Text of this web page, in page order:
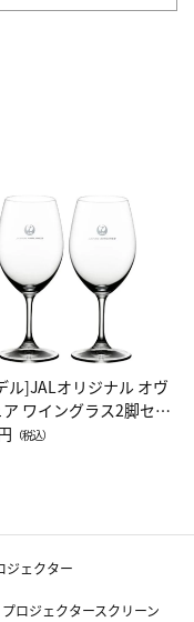
ル]JALオリジナル オヴ
ア ワイングラス2脚セッ
ドワイン）
（税込）
ジェクター
ロジェクタースクリーン